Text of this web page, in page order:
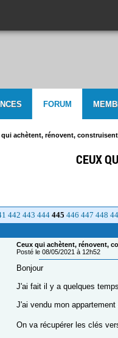
FORUM
qui achètent, rénovent,
CEUX
442 443 444 445 446 447 448
Ceux qui achètent, rénovent,
Posté le 08/05/2021 à 12h52
Bonjour
J'ai fait il y a quelques
J'ai vendu mon
On va récupérer les clés